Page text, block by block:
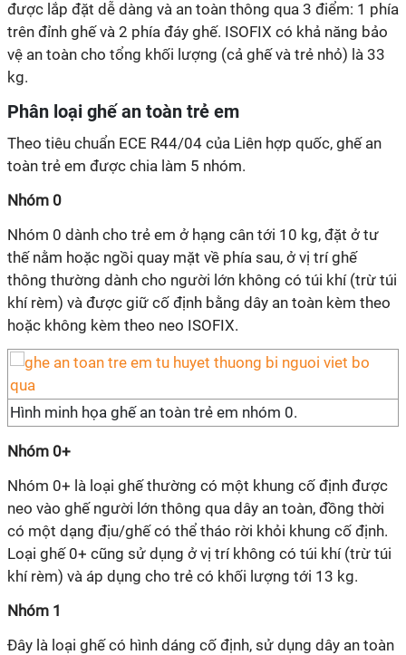
được lắp đặt dễ dàng và an toàn thông qua 3 điểm: 1 phía
trên đỉnh ghế và 2 phía đáy ghế. ISOFIX có khả năng bảo
vệ an toàn cho tổng khối lượng (cả ghế và trẻ nhỏ) là 33
kg.
Phân loại ghế an toàn trẻ em
Theo tiêu chuẩn ECE R44/04 của Liên hợp quốc, ghế an
toàn trẻ em được chia làm 5 nhóm.
Nhóm 0
Nhóm 0 dành cho trẻ em ở hạng cân tới 10 kg, đặt ở tư
thế nằm hoặc ngồi quay mặt về phía sau, ở vị trí ghế
thông thường dành cho người lớn không có túi khí (trừ túi
khí rèm) và được giữ cố định bằng dây an toàn kèm theo
hoặc không kèm theo neo ISOFIX.
Hình minh họa ghế an toàn trẻ em nhóm 0.
Nhóm 0+
Nhóm 0+ là loại ghế thường có một khung cố định được
neo vào ghế người lớn thông qua dây an toàn, đồng thời
có một dạng địu/ghế có thể tháo rời khỏi khung cố định.
Loại ghế 0+ cũng sử dụng ở vị trí không có túi khí (trừ túi
khí rèm) và áp dụng cho trẻ có khối lượng tới 13 kg.
Nhóm 1
Đây là loại ghế có hình dáng cố định, sử dụng dây an toàn